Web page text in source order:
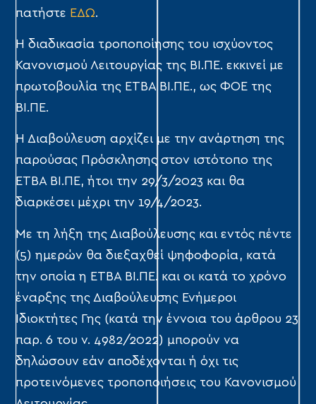
πατήστε ΕΔΩ.
Η διαδικασία τροποποίησης του ισχύοντος
Κανονισμού Λειτουργίας της ΒΙ.ΠΕ. εκκινεί με
πρωτοβουλία της ΕΤΒΑ ΒΙ.ΠΕ., ως ΦΟΕ της
ΒΙ.ΠΕ.
Η Διαβούλευση αρχίζει με την ανάρτηση της
παρούσας Πρόσκλησης στον ιστότοπο της
ΕΤΒΑ ΒΙ.ΠΕ, ήτοι την 29/3/2023 και θα
διαρκέσει μέχρι την 19/4/2023.
Με τη λήξη της Διαβούλευσης και εντός πέντε
(5) ημερών θα διεξαχθεί ψηφοφορία, κατά
την οποία η ΕΤΒΑ ΒΙ.ΠΕ. και οι κατά το χρόνο
έναρξης της Διαβούλευσης Ενήμεροι
Ιδιοκτήτες Γης (κατά την έννοια του άρθρου 23
παρ. 6 του ν. 4982/2022) μπορούν να
δηλώσουν εάν αποδέχονται ή όχι τις
προτεινόμενες τροποποιήσεις του Κανονισμού